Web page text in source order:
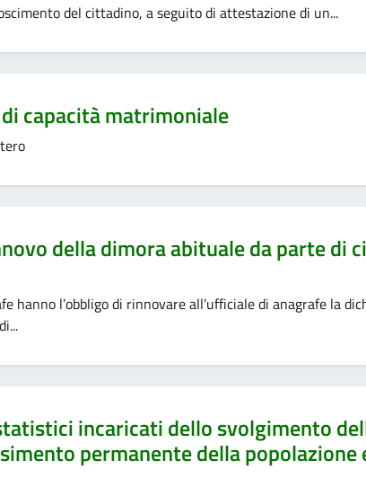
del cittadino, a seguito di attestazione di un...
capacità matrimoniale
della dimora abituale da parte di
hanno l’obbligo di rinnovare all’ufficiale di anagrafe la
incaricati dello svolgimento
permanente della popolazione